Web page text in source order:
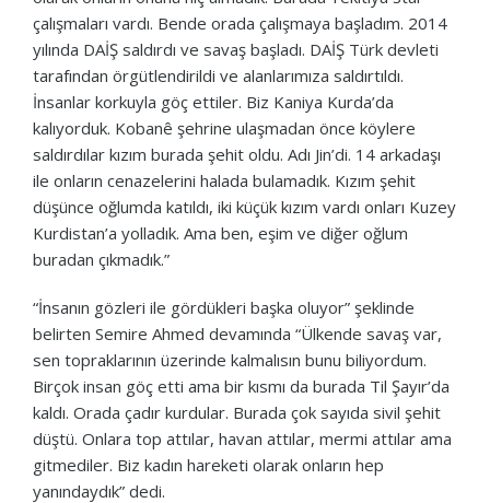
çalışmaları vardı. Bende orada çalışmaya başladım. 2014
yılında DAİŞ saldırdı ve savaş başladı. DAİŞ Türk devleti
tarafından örgütlendirildi ve alanlarımıza saldırtıldı.
İnsanlar korkuyla göç ettiler. Biz Kaniya Kurda’da
kalıyorduk. Kobanê şehrine ulaşmadan önce köylere
saldırdılar kızım burada şehit oldu. Adı Jin’di. 14 arkadaşı
ile onların cenazelerini halada bulamadık. Kızım şehit
düşünce oğlumda katıldı, iki küçük kızım vardı onları Kuzey
Kurdistan’a yolladık. Ama ben, eşim ve diğer oğlum
buradan çıkmadık.”
“İnsanın gözleri ile gördükleri başka oluyor” şeklinde
belirten Semire Ahmed devamında “Ülkende savaş var,
sen topraklarının üzerinde kalmalısın bunu biliyordum.
Birçok insan göç etti ama bir kısmı da burada Til Şayır’da
kaldı. Orada çadır kurdular. Burada çok sayıda sivil şehit
düştü. Onlara top attılar, havan attılar, mermi attılar ama
gitmediler. Biz kadın hareketi olarak onların hep
yanındaydık” dedi.